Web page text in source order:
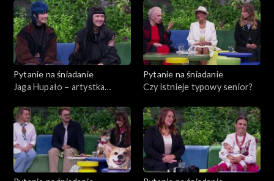
go leiszmaniozą
najpiękniejsze z nich w
Europie?
Pytanie na śniadanie
Jaga Hupało – artystka
Pytanie na śniadanie
Czy istnieje typowy senior?